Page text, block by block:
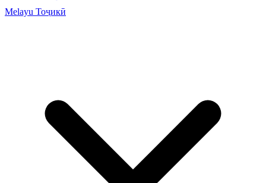
Melayu Тоҷикӣ